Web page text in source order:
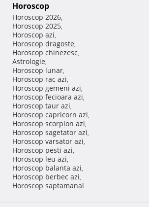
Horoscop
Horoscop 2026,
Horoscop 2025,
Horoscop azi,
Horoscop dragoste,
Horoscop chinezesc,
Astrologie,
Horoscop lunar,
Horoscop rac azi,
Horoscop gemeni azi,
Horoscop fecioara azi,
Horoscop taur azi,
Horoscop capricorn azi,
Horoscop scorpion azi,
Horoscop sagetator azi,
Horoscop varsator azi,
Horoscop pesti azi,
Horoscop leu azi,
Horoscop balanta azi,
Horoscop berbec azi,
Horoscop saptamanal